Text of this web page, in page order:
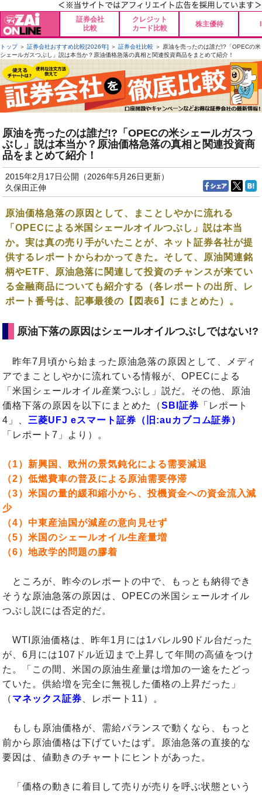
証券会社
比較
クレジット
カード比較
株主優待
トップ＞ 証券会社おすすめ比較[2026年] ＞ 証券会社比較 ＞ 原油を売ったのは誰だ!?「OPECの米
シェールガスつぶし」説は本当か？原油価格急落の真相と関連投資商品をまとめて紹介！
原油を売ったのは誰だ!?「OPECの米シェールガスつ
ぶし」説は本当か？原油価格急落の真相と関連投資商
品をまとめて紹介！
2015年2月17日公開（2026年5月26日更新）
久保田正伸
原油価格急落の原因として、まことしやかに流れる
「OPECによる米国シェールオイルつぶし」説は本当
か。実は真の売り手がいたことが、ネット証券各社が提
供するレポートからわかってきた。そして、原油関連銘
柄やETF、原油急落に関連して投資のチャンスが来てい
る金融商品についても紹介する（各レポートの出所、レ
ポート番号は、記事最後の【図表6】にまとめた）。
原油下落の原因はシェールオイルつぶしではない!?
昨年7月頃から始まった原油急落の原因として、メディ
アでまことしやかに流れている情報が、OPECによる
「米国シェールオイル産業つぶし」説だ。その他、原油
価格下落の原因を以下にまとめた（SBI証券 「レポート
4」、 三菱UFJ eスマート証券（旧:auカブコム証券）
「レポート7」より）。
（1）新興国、欧州の景気鈍化による需要減退
（2）低燃費車の普及による原油需要停滞
（3）米国の量的緩和縮小から、投機資金への資金流入減
少
（4）中東産油国が減産の意向見せず
（5）米国のシェールオイル生産量増
（6）地政学的問題の膠着
ところが、昨今のレポートの中で、もっとも納得でき
そうな原油急落の原因は、OPECの米国シェールオイル
つぶし説には否定的だ。
WTI原油価格は、昨年1月には1バレル90ドル台だった
が、6月には107ドル近辺まで上昇して年間の高値をつけ
た。「この間、米国の原油生産量は増加の一途をたどっ
ていた。供給増を完全に無視した価格の上昇だった」
（ マネックス証券 、レポート11）。
もしも原油価格が、需給バランスで動くなら、もっと
前から原油価格は下げていたはず。原油急落の直接的な
要因は、値動きのチャートにヒントがあった。
「価格の動きに着目して売りが売りを呼ぶ状態という